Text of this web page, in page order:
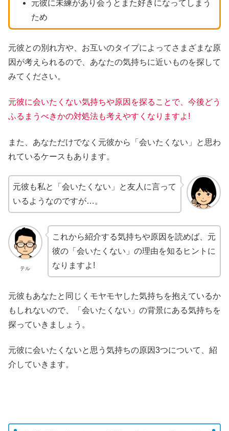
元彼に未練があり会うとまた好きになってしまう
ため
元彼との別れ方や、お互いのタイプによってさまざまな原
因が考えられるので、あなたの気持ちに近いものを探して
みてください。
元彼に会いたくない気持ちや原因を探ることで、今後どう
ふるまうべきかの対処法も考えやすくなりますよ!
また、あなただけでなく元彼から「会いたくない」と思わ
れているケースもあります。
元彼も私と「会いたくない」と友人に言って
いるようなのですが…。
テル
これから紹介する気持ちや原因を読めば、元
彼の「会いたくない」の理由を知るヒントに
なりますよ!
元彼もあなたと同じくモヤモヤした気持ちを抱えているか
もしれないので、「会いたくない」の背景にある気持ちを
探っていきましょう。
元彼に会いたくないと思う気持ちの原因3つについて、紹
介していきます。